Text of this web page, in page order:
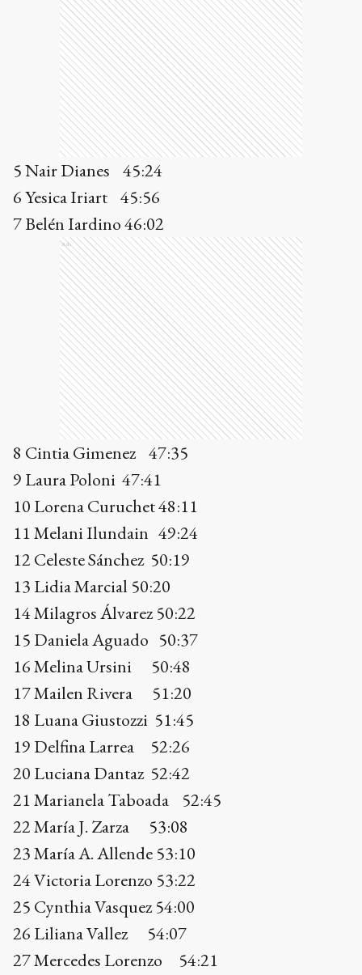
5 Nair Dianes 45:24
6 Yesica Iriart 45:56
7 Belén Iardino 46:02
Ads
8 Cintia Gimenez 47:35
9 Laura Poloni 47:41
10 Lorena Curuchet 48:11
11 Melani Ilundain 49:24
12 Celeste Sánchez 50:19
13 Lidia Marcial 50:20
14 Milagros Álvarez 50:22
15 Daniela Aguado 50:37
16 Melina Ursini 50:48
17 Mailen Rivera 51:20
18 Luana Giustozzi 51:45
19 Delfina Larrea 52:26
20 Luciana Dantaz 52:42
21 Marianela Taboada 52:45
22 María J. Zarza 53:08
23 María A. Allende 53:10
24 Victoria Lorenzo 53:22
25 Cynthia Vasquez 54:00
26 Liliana Vallez 54:07
27 Mercedes Lorenzo 54:21
28 Natalia López 54:37
29 Camila Baigorria 54:38
30 Liliana Liliana 54:44
31 Valeria Rebecchi 54:45
32 Micaela Vargas 54:47